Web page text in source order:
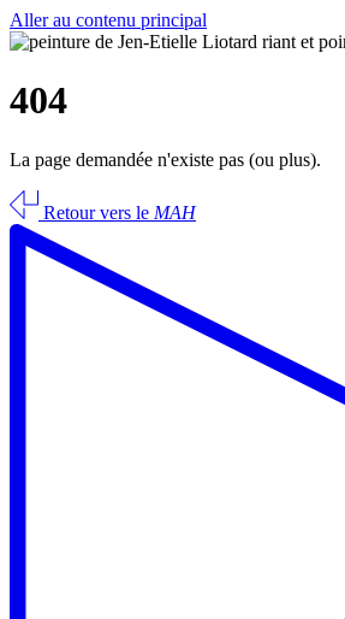
Aller au contenu principal
404
La page demandée n'existe pas (ou plus).
Retour vers le MAH